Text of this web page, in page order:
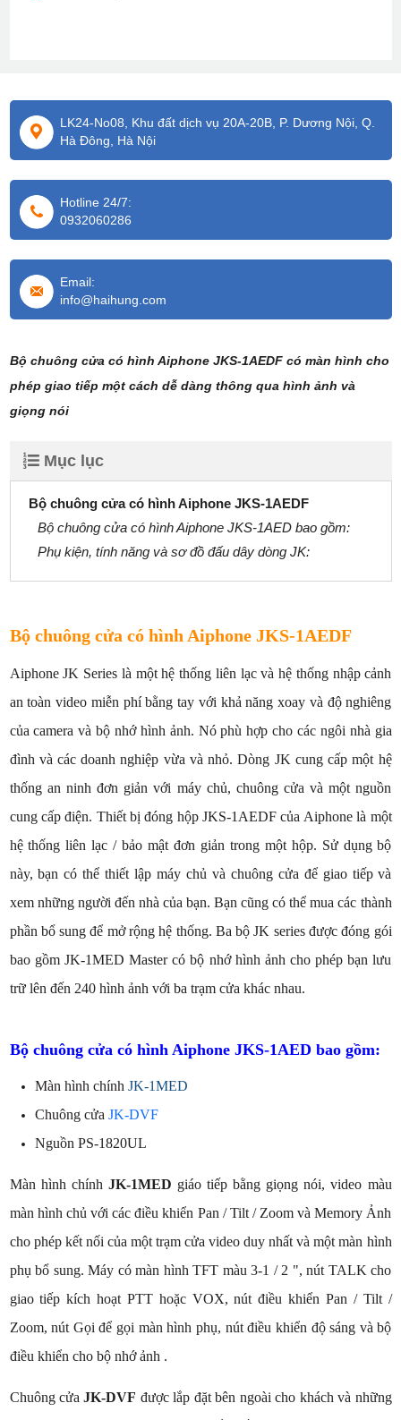
LK24-No08, Khu đất dịch vụ 20A-20B, P. Dương Nội, Q.
Hà Đông, Hà Nội
Hotline 24/7:
0932060286
Email:
info@haihung.com
Bộ chuông cửa có hình Aiphone JKS-1AEDF có màn hình cho
phép giao tiếp một cách dễ dàng thông qua hình ảnh và
giọng nói
Mục lục
Bộ chuông cửa có hình Aiphone JKS-1AEDF
Bộ chuông cửa có hình Aiphone JKS-1AED bao gồm:
Phụ kiện, tính năng và sơ đồ đấu dây dòng JK:
Bộ chuông cửa có hình Aiphone JKS-1AEDF
Aiphone JK Series là một hệ thống liên lạc và hệ thống nhập cảnh
an toàn video miễn phí bằng tay với khả năng xoay và độ nghiêng
của camera và bộ nhớ hình ảnh. Nó phù hợp cho các ngôi nhà gia
đình và các doanh nghiệp vừa và nhỏ. Dòng JK cung cấp một hệ
thống an ninh đơn giản với máy chủ, chuông cửa và một nguồn
cung cấp điện. Thiết bị đóng hộp JKS-1AEDF của Aiphone là một
hệ thống liên lạc / bảo mật đơn giản trong một hộp. Sử dụng bộ
này, bạn có thể thiết lập máy chủ và chuông cửa để giao tiếp và
xem những người đến nhà của bạn. Bạn cũng có thể mua các thành
phần bổ sung để mở rộng hệ thống. Ba bộ JK series được đóng gói
bao gồm JK-1MED Master có bộ nhớ hình ảnh cho phép bạn lưu
trữ lên đến 240 hình ảnh với ba trạm cửa khác nhau.
Bộ chuông cửa có hình Aiphone JKS-1AED bao gồm:
Màn hình chính JK-1MED
Chuông cửa JK-DVF
Nguồn PS-1820UL
Màn hình chính JK-1MED giáo tiếp bằng giọng nói, video màu
màn hình chủ với các điều khiển Pan / Tilt / Zoom và Memory Ảnh
cho phép kết nối của một trạm cửa video duy nhất và một màn hình
phụ bổ sung. Máy có màn hình TFT màu 3-1 / 2 ", nút TALK cho
giao tiếp kích hoạt PTT hoặc VOX, nút điều khiển Pan / Tilt /
Zoom, nút Gọi để gọi màn hình phụ, nút điều khiển độ sáng và bộ
điều khiển cho bộ nhớ ảnh .
Chuông cửaJK-DVF được lắp đặt bên ngoài cho khách và những